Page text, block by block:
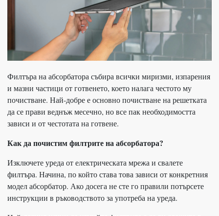
Филтъра на абсорбатора събира всички миризми, изпарения
и мазни частици от готвенето, което налага честото му
почистване. Най-добре е основно почистване на решетката
да се прави веднъж месечно, но все пак необходимостта
зависи и от честотата на готвене.
Как да почистим филтрите на абсорбатора?
Изключете уреда от електрическата мрежа и свалете
филтъра. Начина, по който става това зависи от конкретния
модел абсорбатор. Ако досега не сте го правили потърсете
инструкции в ръководството за употреба на уреда.